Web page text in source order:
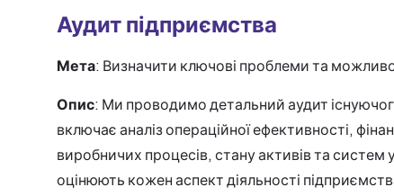
Аудит підприємства
Мета: Визначити ключові проблеми та
Опис: Ми проводимо детальний аудит
включає аналіз операційної ефективності,
виробничих процесів, стану активів та систем
оцінюють кожен аспект діяльності